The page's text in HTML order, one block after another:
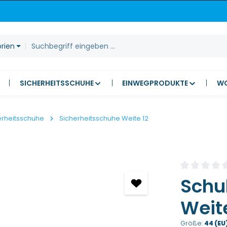
SICHERHEITSSCHUHE EINWEGPRODUKTE
Sicherheitsschuhe Weite 12
Größe: 44